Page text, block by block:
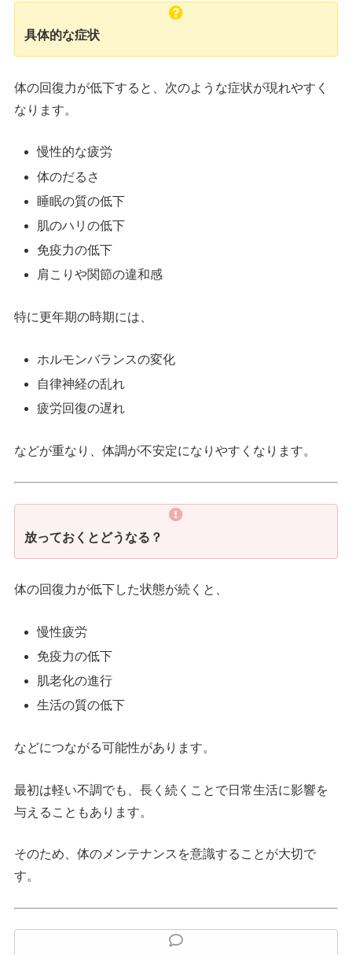
具体的な症状
体の回復力が低下すると、次のような症状が現れやすく
なります。
慢性的な疲労
体のだるさ
睡眠の質の低下
肌のハリの低下
免疫力の低下
肩こりや関節の違和感
特に更年期の時期には、
ホルモンバランスの変化
自律神経の乱れ
疲労回復の遅れ
などが重なり、体調が不安定になりやすくなります。
放っておくとどうなる？
体の回復力が低下した状態が続くと、
慢性疲労
免疫力の低下
肌老化の進行
生活の質の低下
などにつながる可能性があります。
最初は軽い不調でも、長く続くことで日常生活に影響を
与えることもあります。
そのため、体のメンテナンスを意識することが大切で
す。